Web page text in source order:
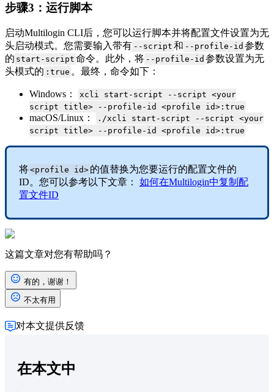
步骤3：运行脚本
启动Multilogin CLI后，您可以运行脚本并将配置文件设置为无
头启动模式。您需要输入带有 --script 和 --profile-id 参数
的 start-script 命令。此外，将 --profile-id 参数设置为无
头模式的 :true 。最终，命令如下：
Windows：
xcli start-script --script <your
script title> --profile-id <profile id>:true
macOS/Linux：
./xcli start-script --script <your
script title> --profile-id <profile id>:true
将<profile id> 的值替换为您要运行的配置文件的
ID。您可以参考以下文章： 如何在Multilogin中复制配
置文件ID
这篇文章对您有帮助吗？
有的，谢谢！
不太有用
对本文提供反馈
在本文中